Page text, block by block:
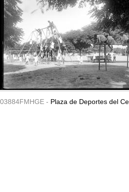
03884FMHGE - Plaza de Deportes del